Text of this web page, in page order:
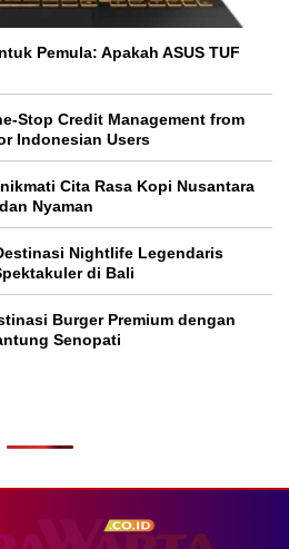
Pemula: Apakah ASUS TUF
Stop Credit Management from
Indonesian Users
Cita Rasa Kopi Nusantara
Nyaman
Nightlife Legendaris
di Bali
Burger Premium dengan
Senopati